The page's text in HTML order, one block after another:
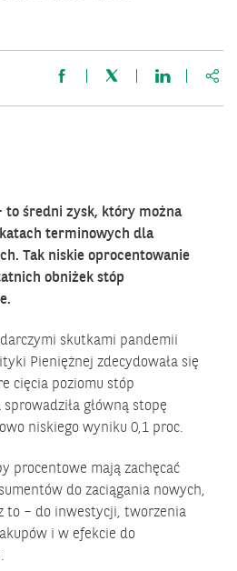
to średni zysk, który można
terminowych dla
Tak niskie oprocentowanie
obniżek stóp
skutkami pandemii
Pieniężnej zdecydowała się
cięcia poziomu stóp
główną stopę
niskiego wyniku 0,1 proc.
procentowe mają zachęcać
do zaciągania nowych,
to – do inwestycji, tworzenia
i w efekcie do